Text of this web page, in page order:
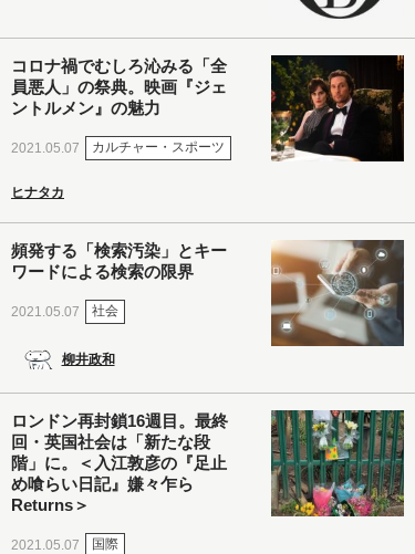
コロナ禍でむしろ沁みる「全
員悪人」の祭典。映画『ジェ
ントルメン』の魅力
2021.05.07 カルチャー・スポーツ
ヒナタカ
頻発する「検索汚染」とキー
ワードによる検索の限界
2021.05.07 社会
柳井政和
ロンドン再封鎖16週目。最終
回・英国社会は「新たな段
階」に。＜入江敦彦の『足止
め喰らい日記』嫌々乍ら
Returns＞
2021.05.07 国際